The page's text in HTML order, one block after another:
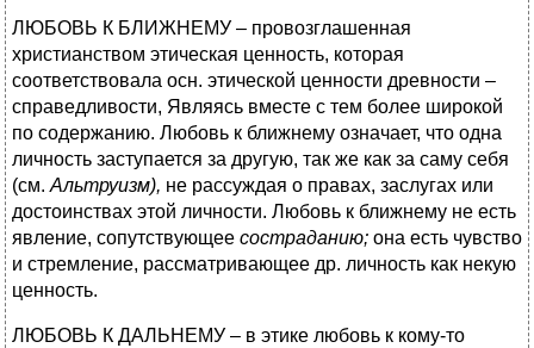
ЛЮБОВЬ К БЛИЖНЕМУ – провозглашенная
христианством этическая ценность, которая
соответствовала осн. этической ценности древности –
справедливости, Являясь вместе с тем более широкой
по содержанию. Любовь к ближнему означает, что одна
личность заступается за другую, так же как за саму себя
(см. Альтруизм), не рассуждая о правах, заслугах или
достоинствах этой личности. Любовь к ближнему не есть
явление, сопутствующее состраданию; она есть чувство
и стремление, рассматривающее др. личность как некую
ценность.
ЛЮБОВЬ К ДАЛЬНЕМУ – в этике любовь к кому-то